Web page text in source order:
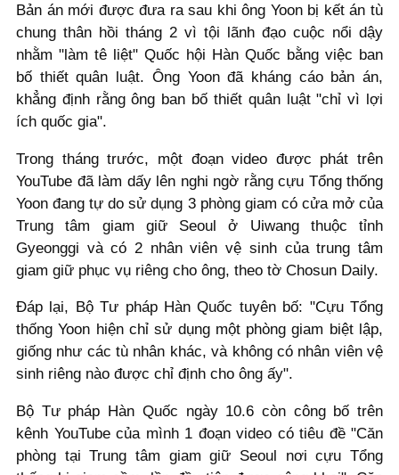
Bản án mới được đưa ra sau khi ông Yoon bị kết án tù
chung thân hồi tháng 2 vì tội lãnh đạo cuộc nổi dậy
nhằm "làm tê liệt" Quốc hội Hàn Quốc bằng việc ban
bố thiết quân luật. Ông Yoon đã kháng cáo bản án,
khẳng định rằng ông ban bố thiết quân luật "chỉ vì lợi
ích quốc gia".
Trong tháng trước, một đoạn video được phát trên
YouTube đã làm dấy lên nghi ngờ rằng cựu Tổng thống
Yoon đang tự do sử dụng 3 phòng giam có cửa mở của
Trung tâm giam giữ Seoul ở Uiwang thuộc tỉnh
Gyeonggi và có 2 nhân viên vệ sinh của trung tâm
giam giữ phục vụ riêng cho ông, theo tờ Chosun Daily.
Đáp lại, Bộ Tư pháp Hàn Quốc tuyên bố: "Cựu Tổng
thống Yoon hiện chỉ sử dụng một phòng giam biệt lập,
giống như các tù nhân khác, và không có nhân viên vệ
sinh riêng nào được chỉ định cho ông ấy".
Bộ Tư pháp Hàn Quốc ngày 10.6 còn công bố trên
kênh YouTube của mình 1 đoạn video có tiêu đề "Căn
phòng tại Trung tâm giam giữ Seoul nơi cựu Tổng